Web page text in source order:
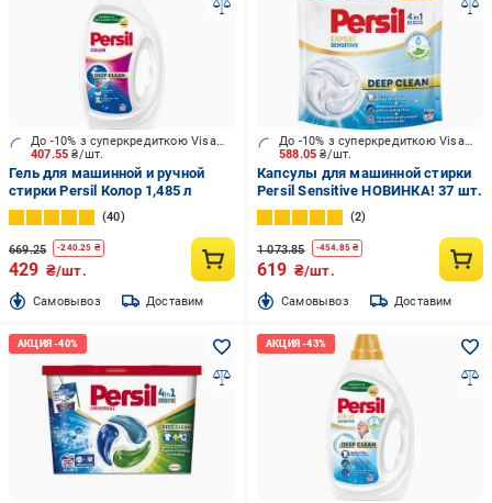
407.55₴/шт.
До -10% з суперкредиткою Visa Вигода
Гель для машинной и ручной
стирки Persil Колор 1,485 л
40
669.25 -240.25 ₴
429 ₴/шт.
Cамовывоз Доставим
588.05₴/шт.
До -10% з суперкредиткою Visa Вигода
Капсулы для машинной стирки
Persil Sensitive НОВИНКА! 37 шт.
2
1 073.85 -454.85₴
619 ₴/шт.
Cамовывоз Доставим